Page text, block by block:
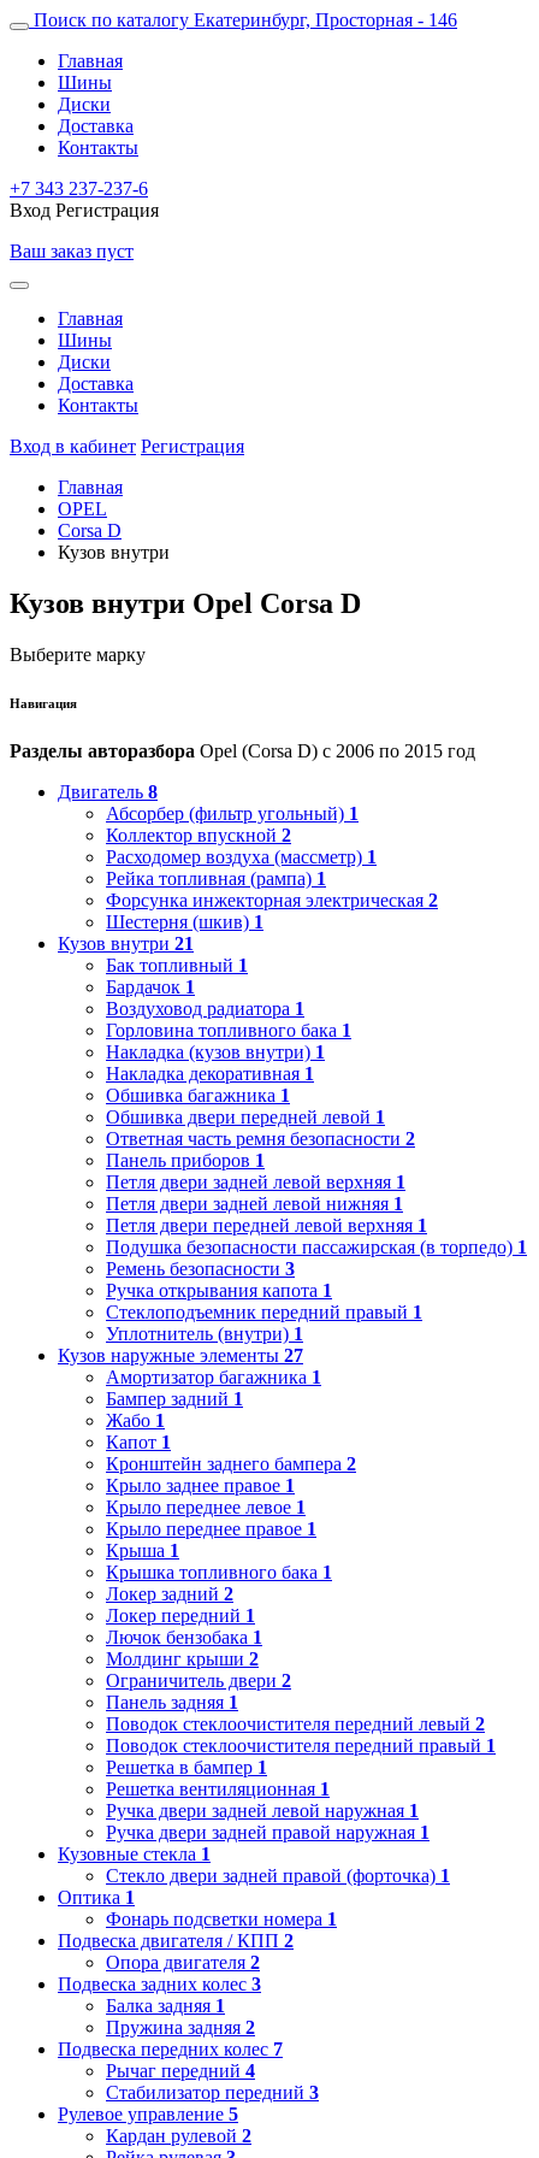
Поиск по каталогу Екатеринбург, Просторная - 146
Главная
Шины
Диски
Доставка
Контакты
+7 343 237-237-6
Вход Регистрация
Ваш заказ пуст
Главная
Шины
Диски
Доставка
Контакты
Вход в кабинет Регистрация
Главная
OPEL
Corsa D
Кузов внутри
Кузов внутри Opel Corsa D
Выберите марку
Навигация
Разделы авторазбора Opel (Corsa D) с 2006 по 2015 год
Двигатель 8
Абсорбер (фильтр угольный) 1
Коллектор впускной 2
Расходомер воздуха (массметр) 1
Рейка топливная (рампа) 1
Форсунка инжекторная электрическая 2
Шестерня (шкив) 1
Кузов внутри 21
Бак топливный 1
Бардачок 1
Воздуховод радиатора 1
Горловина топливного бака 1
Накладка (кузов внутри) 1
Накладка декоративная 1
Обшивка багажника 1
Обшивка двери передней левой 1
Ответная часть ремня безопасности 2
Панель приборов 1
Петля двери задней левой верхняя 1
Петля двери задней левой нижняя 1
Петля двери передней левой верхняя 1
Подушка безопасности пассажирская (в торпедо) 1
Ремень безопасности 3
Ручка открывания капота 1
Стеклоподъемник передний правый 1
Уплотнитель (внутри) 1
Кузов наружные элементы 27
Амортизатор багажника 1
Бампер задний 1
Жабо 1
Капот 1
Кронштейн заднего бампера 2
Крыло заднее правое 1
Крыло переднее левое 1
Крыло переднее правое 1
Крыша 1
Крышка топливного бака 1
Локер задний 2
Локер передний 1
Лючок бензобака 1
Молдинг крыши 2
Ограничитель двери 2
Панель задняя 1
Поводок стеклоочистителя передний левый 2
Поводок стеклоочистителя передний правый 1
Решетка в бампер 1
Решетка вентиляционная 1
Ручка двери задней левой наружная 1
Ручка двери задней правой наружная 1
Кузовные стекла 1
Стекло двери задней правой (форточка) 1
Оптика 1
Фонарь подсветки номера 1
Подвеска двигателя / КПП 2
Опора двигателя 2
Подвеска задних колес 3
Балка задняя 1
Пружина задняя 2
Подвеска передних колес 7
Рычаг передний 4
Стабилизатор передний 3
Рулевое управление 5
Кардан рулевой 2